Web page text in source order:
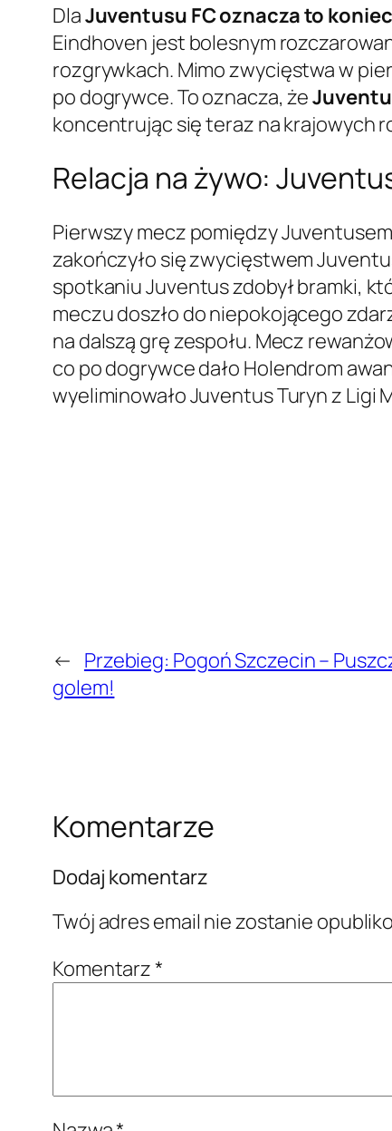
DlaJuventusu FC oznacza to
Eindhoven jest bolesnym
rozgrywkach. Mimo zwycięstwa w
po dogrywce. To oznacza, że
koncentrując się teraz na krajowych
Relacja na żywo:
Pierwszy mecz pomiędzy
zakończyło się zwycięstwem
spotkaniu Juventus zdobył bramki,
meczu doszło do niepokojącego
na dalszą grę zespołu. Mecz
co po dogrywce dało Holendrom
wyeliminowało Juventus Turyn z Ligi
← Przebieg: Pogoń Szczecin –
golem!
Komentarze
Dodaj komentarz
Twój adres email nie zostanie
Komentarz*